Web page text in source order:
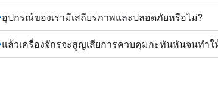
อุปกรณ์ของเรามีเสถียรภาพและปลอดภัยหรือไม่?
แล้วเครื่องจักรจะสูญเสียการควบคุมกะทันหันจนทำใ